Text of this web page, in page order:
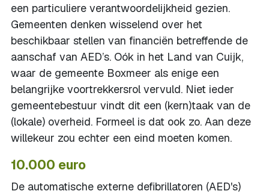
een particuliere verantwoordelijkheid gezien.
Gemeenten denken wisselend over het
beschikbaar stellen van financiën betreffende de
aanschaf van AED’s. Oók in het Land van Cuijk,
waar de gemeente Boxmeer als enige een
belangrijke voortrekkersrol vervuld. Niet ieder
gemeentebestuur vindt dit een (kern)taak van de
(lokale) overheid. Formeel is dat ook zo. Aan deze
willekeur zou echter een eind moeten komen.
10.000 euro
De automatische externe defibrillatoren (AED's)